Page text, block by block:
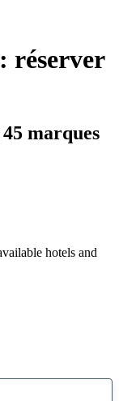
réserver
marques
hotels and